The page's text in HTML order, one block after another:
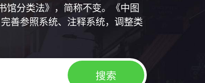
馆分类法》，简称不变。《中图
善参照系统、注释系统，调整类